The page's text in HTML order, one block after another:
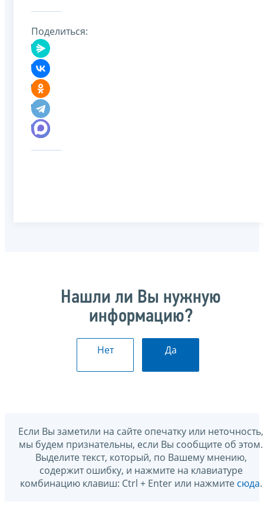
Поделиться:
Нашли ли Вы нужную
информацию?
Нет Да
Если Вы заметили на сайте опечатку или неточность,
мы будем признательны, если Вы сообщите об этом.
Выделите текст, который, по Вашему мнению,
содержит ошибку, и нажмите на клавиатуре
комбинацию клавиш: Ctrl + Enter или нажмите сюда.